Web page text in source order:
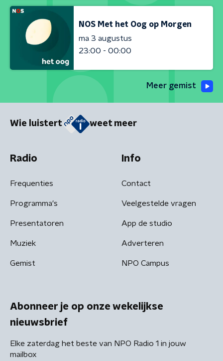
NOS Met het Oog op Morgen
ma 3 augustus
23:00 - 00:00
Meer gemist
Wie luistert weet meer
Radio
Frequenties
Programma's
Presentatoren
Muziek
Gemist
Info
Contact
Veelgestelde vragen
App de studio
Adverteren
NPO Campus
Abonneer je op onze wekelijkse
nieuwsbrief
Elke zaterdag het beste van NPO Radio 1 in jouw
mailbox